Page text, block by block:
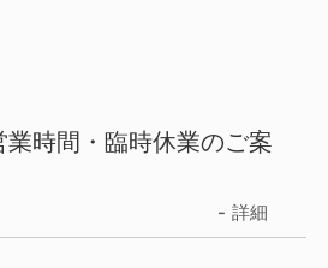
時間・臨時休業のご案
詳細